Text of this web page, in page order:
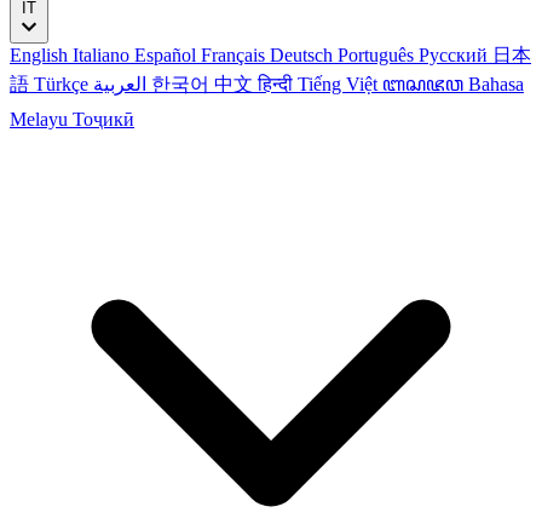
English Italiano Español Français Deutsch Português Русский 日本
語 Türkçe 한국어 中文हिन्दी Tiếng Việt ꦧꦱꦗꦮ Bahasa
Melayu Тоҷикӣ